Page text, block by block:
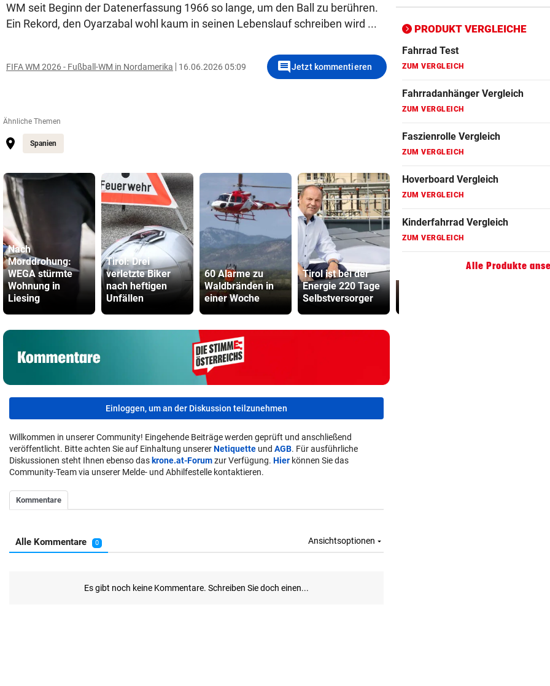
WM seit Beginn der Datenerfassung 1966 so lange, um den Ball zu berühren.
Ein Rekord, den Oyarzabal wohl kaum in seinen Lebenslauf schreiben wird ...
FIFA WM 2026 - Fußball-WM in Nordamerika 16.06.2026 05:09 commentJetzt kommentieren
Ähnliche Themen
Spanien
Nach
Morddrohung:
WEGA stürmte
Wohnung in
Liesing
Tirol: Drei
verletzte Biker
nach heftigen
Unfällen
60 Alarme zu
Waldbränden in
einer Woche
Tirol ist bei der
Energie 220 Tage
Selbstversorger
Ruck-
Einloggen, um an der Diskussion teilzunehmen
Willkommen in unserer Community! Eingehende Beiträge werden geprüft und anschließend
veröffentlicht. Bitte achten Sie auf Einhaltung unsererNetiquette und AGB. Für ausführliche
Diskussionen steht Ihnen ebenso das krone.at-Forumzur Verfügung. Hier können Sie das
Community-Team via unserer Melde- und Abhilfestelle kontaktieren.
PRODUKT VERGLEICHE
Ergometer Vergleich
ZUM VERGLEICH
Fahrrad Test
ZUM VERGLEICH
Fahrradanhänger Vergleich
ZUM VERGLEICH
Faszienrolle Vergleich
ZUM VERGLEICH
Hoverboard Vergleich
ZUM VERGLEICH
Kinderfahrrad Vergleich
ZUM VERGLEICH
Alle Produkte